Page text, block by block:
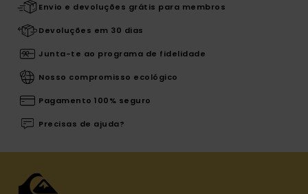
Envio e devoluções grátis para membros
Devoluções em 30 dias
Junta-te ao programa de fidelidade
Nosso compromisso ecológico
Pagamento 100% seguro
Precisas de ajuda?